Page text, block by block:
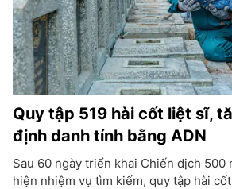
Quy tập 519 hài cốt liệt sĩ,
định danh tính bằng ADN
Sau 60 ngày triển khai Chiến dịch 500
hiện nhiệm vụ tìm kiếm, quy tập hài